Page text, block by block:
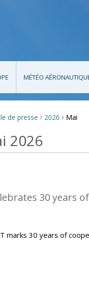
MÉTÉO
de presse > 2026 > Mai
2026
30 years
marks 30 years of